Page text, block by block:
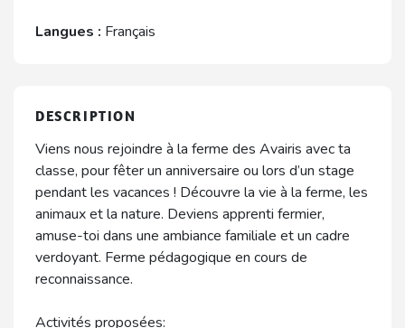
Langues : Français
DESCRIPTION
Viens nous rejoindre à la ferme des Avairis avec ta
classe, pour fêter un anniversaire ou lors d’un stage
pendant les vacances ! Découvre la vie à la ferme, les
animaux et la nature. Deviens apprenti fermier,
amuse-toi dans une ambiance familiale et un cadre
verdoyant. Ferme pédagogique en cours de
reconnaissance.
Activités proposées: